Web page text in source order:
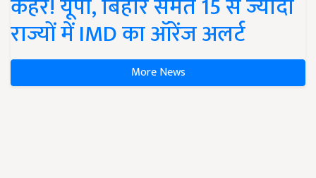
राज्यों में IMD का ऑरेंज अलर्ट
More News